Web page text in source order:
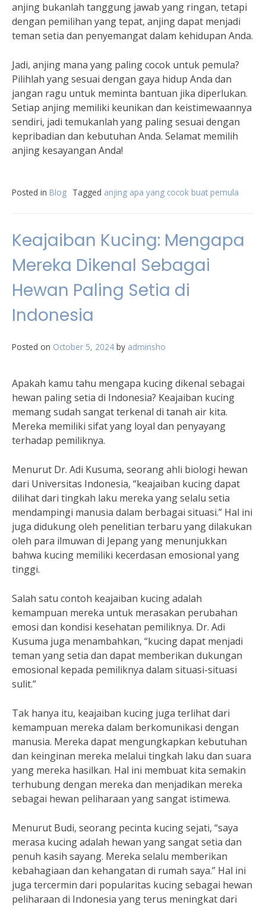
anjing bukanlah tanggung jawab yang ringan, tetapi
dengan pemilihan yang tepat, anjing dapat menjadi
teman setia dan penyemangat dalam kehidupan Anda.
Jadi, anjing mana yang paling cocok untuk pemula?
Pilihlah yang sesuai dengan gaya hidup Anda dan
jangan ragu untuk meminta bantuan jika diperlukan.
Setiap anjing memiliki keunikan dan keistimewaannya
sendiri, jadi temukanlah yang paling sesuai dengan
kepribadian dan kebutuhan Anda. Selamat memilih
anjing kesayangan Anda!
Posted in Blog Tagged anjing apa yang cocok buat pemula
Keajaiban Kucing: Mengapa
Mereka Dikenal Sebagai
Hewan Paling Setia di
Indonesia
Posted on October 5, 2024 by adminsho
Apakah kamu tahu mengapa kucing dikenal sebagai
hewan paling setia di Indonesia? Keajaiban kucing
memang sudah sangat terkenal di tanah air kita.
Mereka memiliki sifat yang loyal dan penyayang
terhadap pemiliknya.
Menurut Dr. Adi Kusuma, seorang ahli biologi hewan
dari Universitas Indonesia, “keajaiban kucing dapat
dilihat dari tingkah laku mereka yang selalu setia
mendampingi manusia dalam berbagai situasi.” Hal ini
juga didukung oleh penelitian terbaru yang dilakukan
oleh para ilmuwan di Jepang yang menunjukkan
bahwa kucing memiliki kecerdasan emosional yang
tinggi.
Salah satu contoh keajaiban kucing adalah
kemampuan mereka untuk merasakan perubahan
emosi dan kondisi kesehatan pemiliknya. Dr. Adi
Kusuma juga menambahkan, “kucing dapat menjadi
teman yang setia dan dapat memberikan dukungan
emosional kepada pemiliknya dalam situasi-situasi
sulit.”
Tak hanya itu, keajaiban kucing juga terlihat dari
kemampuan mereka dalam berkomunikasi dengan
manusia. Mereka dapat mengungkapkan kebutuhan
dan keinginan mereka melalui tingkah laku dan suara
yang mereka hasilkan. Hal ini membuat kita semakin
terhubung dengan mereka dan menjadikan mereka
sebagai hewan peliharaan yang sangat istimewa.
Menurut Budi, seorang pecinta kucing sejati, “saya
merasa kucing adalah hewan yang sangat setia dan
penuh kasih sayang. Mereka selalu memberikan
kebahagiaan dan kehangatan di rumah saya.” Hal ini
juga tercermin dari popularitas kucing sebagai hewan
peliharaan di Indonesia yang terus meningkat dari